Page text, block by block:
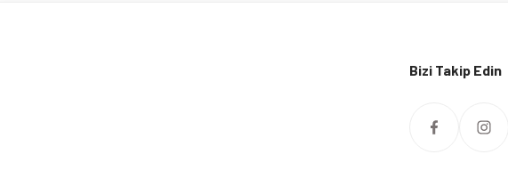
Bizi Takip Edin